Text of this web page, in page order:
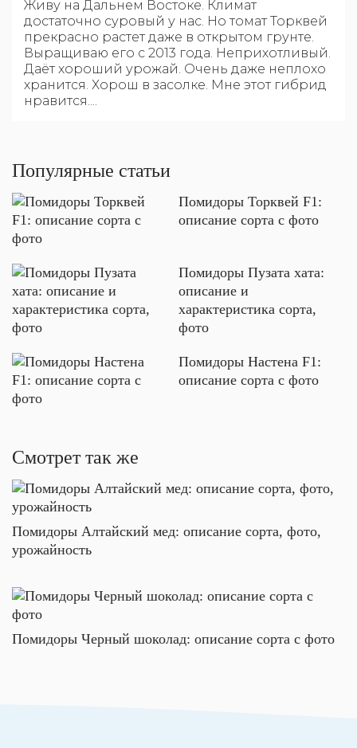
Живу на Дальнем Востоке. Климат
достаточно суровый у нас. Но томат Торквей
прекрасно растет даже в открытом грунте.
Выращиваю его с 2013 года. Неприхотливый.
Даёт хороший урожай. Очень даже неплохо
хранится. Хорош в засолке. Мне этот гибрид
нравится....
Популярные статьи
Помидоры Торквей F1:
описание сорта с фото
Помидоры Пузата хата:
описание и
характеристика сорта,
фото
Помидоры Настена F1:
описание сорта с фото
Смотрет так же
Помидоры Алтайский мед: описание сорта, фото,
урожайность
Помидоры Черный шоколад: описание сорта с фото